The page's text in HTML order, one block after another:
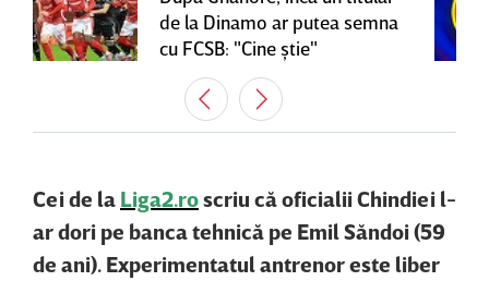
de la Dinamo ar putea semna
cu FCSB: "Cine ştie"
Cei de la Liga2.roscriu că oficialii Chindiei l-
ar dori pe banca tehnică pe Emil Săndoi (59
de ani). Experimentatul antrenor este liber